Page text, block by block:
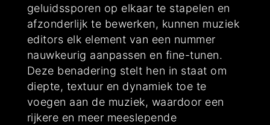
geluidssporen op elkaar te stapelen en
afzonderlijk te bewerken, kunnen muziek
editors elk element van een nummer
nauwkeurig aanpassen en fine-tunen.
Deze benadering stelt hen in staat om
diepte, textuur en dynamiek toe te
voegen aan de muziek, waardoor een
rijkere en meer meeslepende